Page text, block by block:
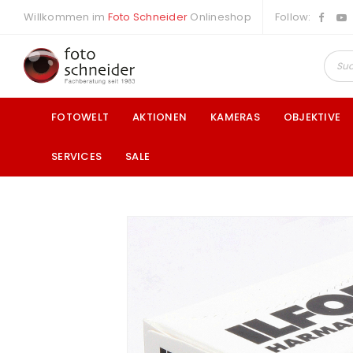
Willkommen im Foto Schneider Onlineshop Follow:
FOTOWELT AKTIONEN KAMERAS OBJEKTIVE
SERVICES SALE